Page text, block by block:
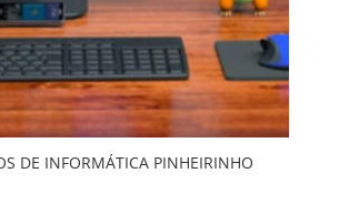
DE INFORMÁTICA PINHEIRINHO